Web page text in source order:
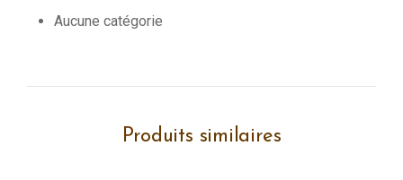
Aucune catégorie
Produits similaires